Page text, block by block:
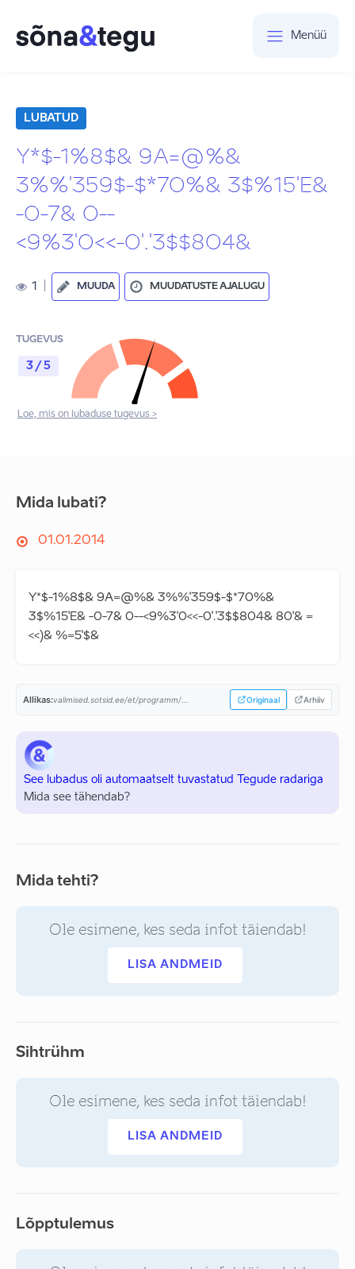
Menüü
LUBATUD
Y*$-1%8$& 9A=@%&
3%%'359$-$*70%& 3$%15'E&
-0-7& 0--
<9%3'0<<-0'.'3$$804&
1 MUUDA MUUDATUSTE AJALUGU
TUGEVUS
3 / 5
Loe, mis on lubaduse tugevus >
Mida lubati?
01.01.2014
Y*$-1%8$& 9A=@%& 3%%'359$-$*70%&
3$%15'E& -0-7& 0--<9%3'0<<-0'.'3$$804& 80'& =
<<)& %=5'$&
Allikas:valimised.sotsid.ee/et/programm/... Originaal Arhiiv
See lubadus oli automaatselt tuvastatud Tegude radariga
Mida see tähendab?
Mida tehti?
Ole esimene, kes seda infot täiendab!
LISA ANDMEID
Sihtrühm
Ole esimene, kes seda infot täiendab!
LISA ANDMEID
Lõpptulemus